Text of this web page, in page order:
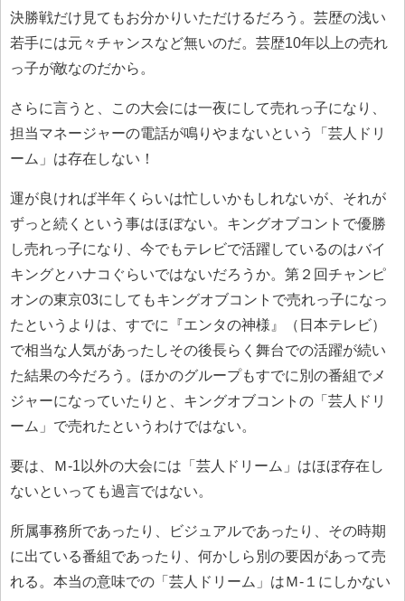
決勝戦だけ見てもお分かりいただけるだろう。芸歴の浅い
若手には元々チャンスなど無いのだ。芸歴10年以上の売れ
っ子が敵なのだから。
さらに言うと、この大会には一夜にして売れっ子になり、
担当マネージャーの電話が鳴りやまないという「芸人ドリ
ーム」は存在しない！
運が良ければ半年くらいは忙しいかもしれないが、それが
ずっと続くという事はほぼない。キングオブコントで優勝
し売れっ子になり、今でもテレビで活躍しているのはバイ
キングとハナコぐらいではないだろうか。第２回チャンピ
オンの東京03にしてもキングオブコントで売れっ子になっ
たというよりは、すでに『エンタの神様』（日本テレビ）
で相当な人気があったしその後長らく舞台での活躍が続い
た結果の今だろう。ほかのグループもすでに別の番組でメ
ジャーになっていたりと、キングオブコントの「芸人ドリ
ーム」で売れたというわけではない。
要は、Ｍ-1以外の大会には「芸人ドリーム」はほぼ存在し
ないといっても過言ではない。
所属事務所であったり、ビジュアルであったり、その時期
に出ている番組であったり、何かしら別の要因があって売
れる。本当の意味での「芸人ドリーム」はＭ-１にしかない